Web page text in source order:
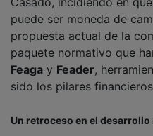
puede ser moneda de
propuesta actual de la
paquete normativo que
Feagay Feader,
sido los pilares